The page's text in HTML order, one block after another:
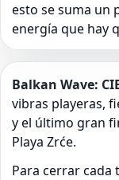
esto se suma un
energía que hay
Balkan Wave:
vibras playeras,
y el último gran
Playa Zrće.
Para cerrar cada